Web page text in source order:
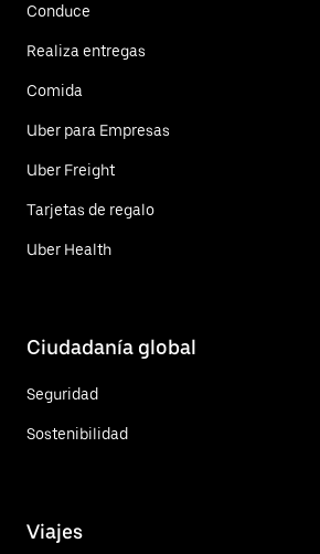
Conduce
Realiza entregas
Comida
Uber para Empresas
Uber Freight
Tarjetas de regalo
Uber Health
Ciudadanía global
Seguridad
Sostenibilidad
Viajes